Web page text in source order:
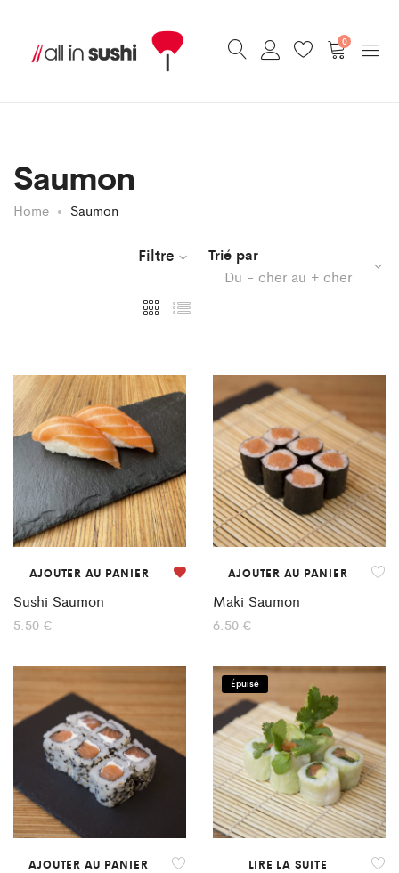
0
Saumon
Home Saumon
Filtre
Trié par
Du - cher au + cher
AJOUTER AU PANIER
Sushi Saumon
5.50 €
AJOUTER AU PANIER
Maki Saumon
6.50 €
AJOUTER AU PANIER
Épuisé
LIRE LA SUITE